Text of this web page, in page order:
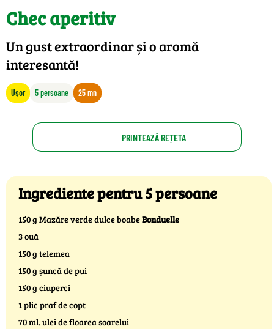
Chec aperitiv
Un gust extraordinar și o aromă
interesantă!
Ușor 5 persoane 25 mn
PRINTEAZĂ REȚETA
Ingrediente pentru 5 persoane
150 g Mazăre verde dulce boabeBonduelle
3 ouă
150 g telemea
150 g șuncă de pui
150 g ciuperci
1 plic praf de copt
70 ml. ulei de floarea soarelui